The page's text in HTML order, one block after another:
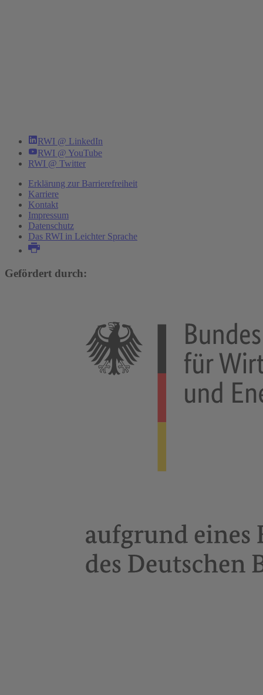
RWI @ LinkedIn
RWI @ YouTube
RWI @ Twitter
Erklärung zur Barrierefreiheit
Karriere
Kontakt
Impressum
Datenschutz
Das RWI in Leichter Sprache
Gefördert durch: